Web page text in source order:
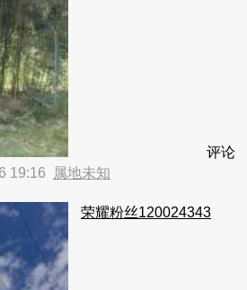
评论
19:16 属地未知
荣耀粉丝120024343